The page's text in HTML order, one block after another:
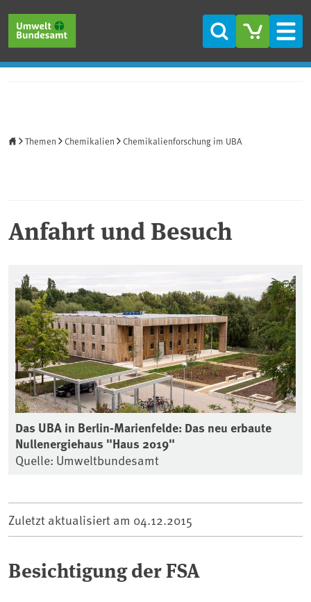
Suche
Themen Chemikalien Chemikalienforschung im UBA
Anfahrt und Besuch
Das UBA in Berlin-Marienfelde: Das neu erbaute
Nullenergiehaus "Haus 2019"
Quelle: Umweltbundesamt
Zuletzt aktualisiert am 04.12.2015
Besichtigung der FSA